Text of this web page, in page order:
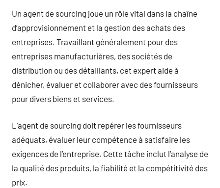
Un agent de sourcing joue un rôle vital dans la chaîne
d’approvisionnement et la gestion des achats des
entreprises. Travaillant généralement pour des
entreprises manufacturières, des sociétés de
distribution ou des détaillants, cet expert aide à
dénicher, évaluer et collaborer avec des fournisseurs
pour divers biens et services.
L’agent de sourcing doit repérer les fournisseurs
adéquats, évaluer leur compétence à satisfaire les
exigences de l’entreprise. Cette tâche inclut l’analyse de
la qualité des produits, la fiabilité et la compétitivité des
prix.